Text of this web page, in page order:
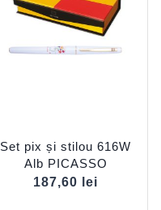
Set pix și stilou 616W
Alb PICASSO
187,60
lei